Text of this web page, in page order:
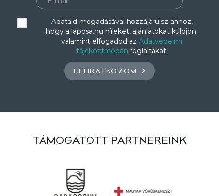
Adataid megadásával hozzájárulsz ahhoz,
hogy a laposa.hu híreket, ajánlatokat küldjön,
valamint elfogadod az Adatvédelmi
tájékoztatóban foglaltakat.
FELIRATKOZOM
TÁMOGATOTT PARTNEREINK